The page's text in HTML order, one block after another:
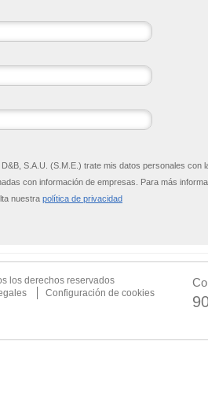
S.A.U. (S.M.E.) trate mis datos personales
con información de empresas. Para más
nuestra política de privacidad
los derechos reservados
Configuración de cookies